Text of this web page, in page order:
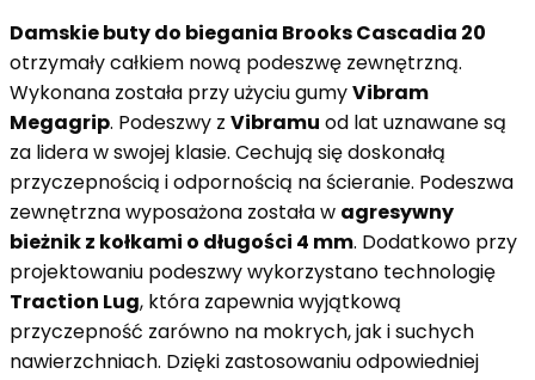
Damskie buty do biegania Brooks Cascadia 20
otrzymały całkiem nową podeszwę zewnętrzną.
Wykonana została przy użyciu gumyVibram
Megagrip. Podeszwy z Vibramu od lat uznawane są
za lidera w swojej klasie. Cechują się doskonałą
przyczepnością i odpornością na ścieranie. Podeszwa
zewnętrzna wyposażona została w agresywny
bieżnik z kołkami o długości 4 mm. Dodatkowo przy
projektowaniu podeszwy wykorzystano technologię
Traction Lug, która zapewnia wyjątkową
przyczepność zarówno na mokrych, jak i suchych
nawierzchniach. Dzięki zastosowaniu odpowiedniej